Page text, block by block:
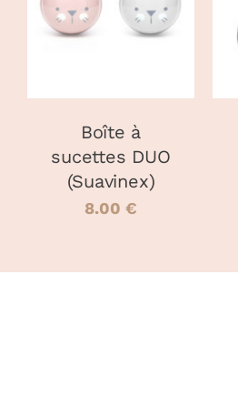
Boîte à
sucettes DUO
(Suavinex)
8.00 €